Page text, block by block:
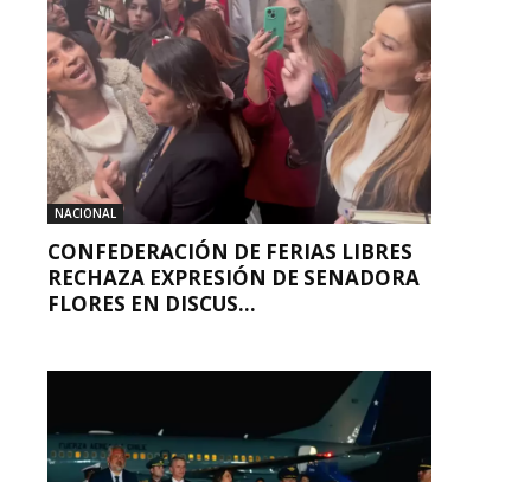
NACIONAL
CONFEDERACIÓN DE FERIAS LIBRES
RECHAZA EXPRESIÓN DE SENADORA
FLORES EN DISCUS...